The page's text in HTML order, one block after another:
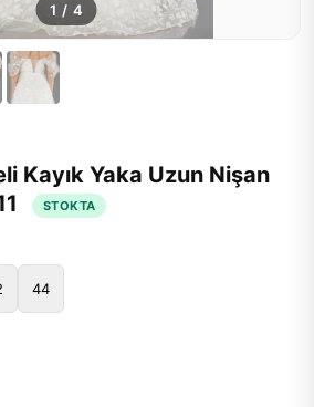
1 / 4
Kayık Yaka Uzun Nişan
STOKTA
44